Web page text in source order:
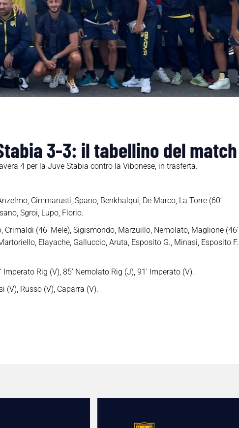
3-3: il tabellino del match
4 per la Juve Stabia contro la Vibonese, in trasferta.
Cimmarusti, Spano, Benkhalqui, De Marco, La Torre (60’
Sgroi, Lupo, Florio.
(46’ Mele), Sigismondo, Marzuillo, Nemolato, Maglione (46’
Elayache, Galluccio, Aruta, Esposito G., Minasi, Esposito F.
Rig (V), 85’ Nemolato Rig (J), 91’ Imperato (V).
Russo (V), Caparra (V).